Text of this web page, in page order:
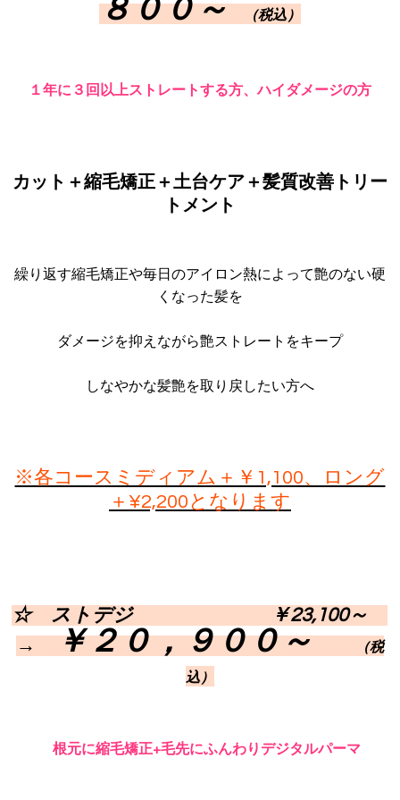
８００～ （税込）
１年に３回以上ストレートする方、ハイダメージの方
カット＋縮毛矯正＋土台ケア＋髪質改善トリー
トメント
繰り返す縮毛矯正や毎日のアイロン熱によって艶のない硬
くなった髪を
ダメージを抑えながら艶ストレートをキープ
しなやかな髪艶を取り戻したい方へ
※各コースミディアム＋￥1,100、ロング
＋¥2,200となります
☆ ストデジ ￥23,100～
→ ￥２０，９００～ （税
込）
根元に縮毛矯正+毛先にふんわりデジタルパーマ